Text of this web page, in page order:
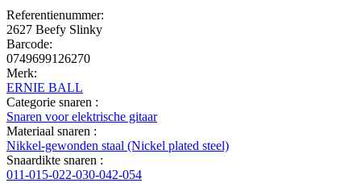
Referentienummer:
2627 Beefy Slinky
Barcode:
0749699126270
Merk:
ERNIE BALL
Categorie snaren :
Snaren voor elektrische gitaar
Materiaal snaren :
Nikkel-gewonden staal (Nickel plated steel)
Snaardikte snaren :
011-015-022-030-042-054